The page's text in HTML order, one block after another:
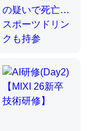
てて両方に不
て面白い。海に
ルシウムを使わ
のか？
はなぜ海にいな